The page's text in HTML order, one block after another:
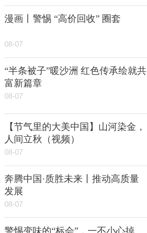
漫画丨警惕 “高价回收” 圈套
08-07
“半条被子”暖沙洲 红色传承绘就共
富新篇章
08-07
【节气里的大美中国】山河染金，
人间立秋（视频）
08-07
奔腾中国·质胜未来丨推动高质量
发展
08-07
警惕变味的“标会”，一不小心掉